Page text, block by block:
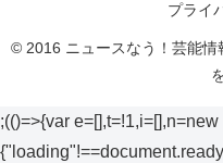
プライ
© 2016 ニュースなう！芸能情
;(()=>{var